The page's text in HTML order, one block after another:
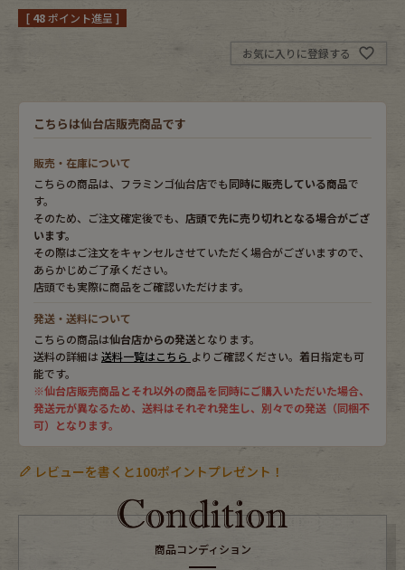
Fafatt
Eye Wear
Bag Stall・Scarf
Accessory Shoes
Belt
Keyring
FAFATT
[ 48ポイント進呈 ]
お気に入りに登録する
こちらは仙台店販売商品です
販売・在庫について
こちらの商品は、フラミンゴ仙台店でも同時に販売している商品で
す。
そのため、ご注文確定後でも、 店頭で先に売り切れとなる場合がござ
います。
その際はご注文をキャンセルさせていただく場合がございますので、
あらかじめご了承ください。
店頭でも実際に商品をご確認いただけます。
発送・送料について
こちらの商品は仙台店からの発送となります。
送料の詳細は 送料一覧はこちら よりご確認ください。着日指定も可
能です。
※仙台店販売商品とそれ以外の商品を同時にご購入いただいた場合、
発送元が異なるため、送料はそれぞれ発生し、別々での発送（同梱不
可）となります。
レビューを書くと100ポイントプレゼント！
商品コンディション